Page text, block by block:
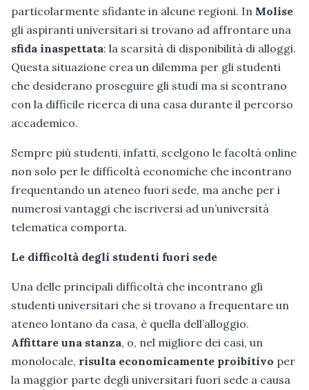
particolarmente sfidante in alcune regioni. In Molise
gli aspiranti universitari si trovano ad affrontare una
sfida inaspettata: la scarsità di disponibilità di alloggi.
Questa situazione crea un dilemma per gli studenti
che desiderano proseguire gli studi ma si scontrano
con la difficile ricerca di una casa durante il percorso
accademico.
Sempre più studenti, infatti, scelgono le facoltà online
non solo per le difficoltà economiche che incontrano
frequentando un ateneo fuori sede, ma anche per i
numerosi vantaggi che iscriversi ad un’università
telematica comporta.
Le difficoltà degli studenti fuori sede
Una delle principali difficoltà che incontrano gli
studenti universitari che si trovano a frequentare un
ateneo lontano da casa, è quella dell’alloggio.
Affittare una stanza, o, nel migliore dei casi, un
monolocale, risulta economicamente proibitivo per
la maggior parte degli universitari fuori sede a causa